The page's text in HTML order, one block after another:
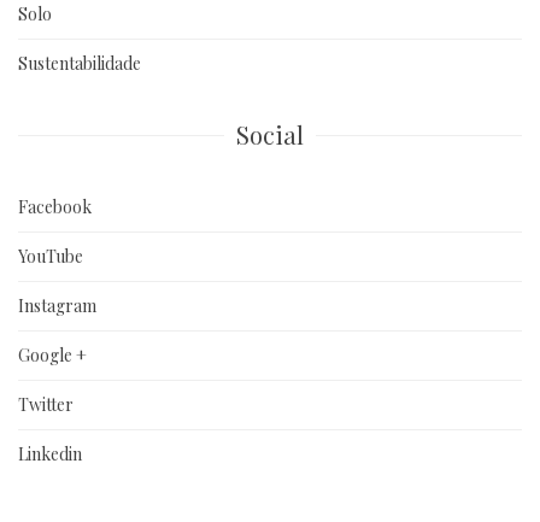
Solo
Sustentabilidade
Social
Facebook
YouTube
Instagram
Google +
Twitter
Linkedin